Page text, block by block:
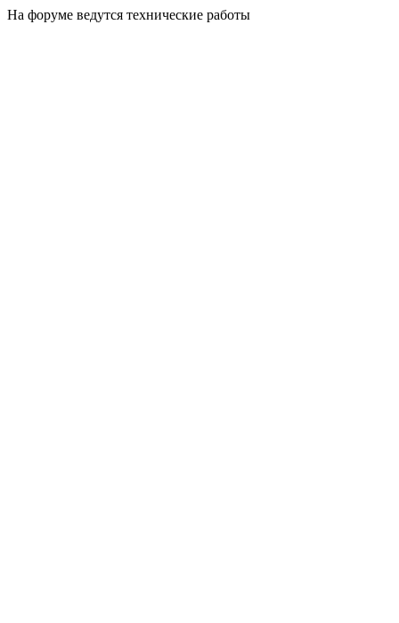
На форуме ведутся технические работы